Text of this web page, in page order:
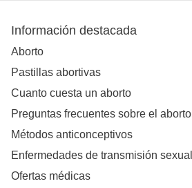
Información destacada
Aborto
Pastillas abortivas
Cuanto cuesta un aborto
Preguntas frecuentes sobre el aborto
Métodos anticonceptivos
Enfermedades de transmisión sexual
Ofertas médicas